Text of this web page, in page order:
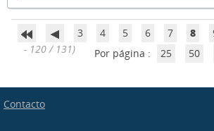
3 4 5 6 7 8
- 120 / 131)
Por página : 25 50
Contacto